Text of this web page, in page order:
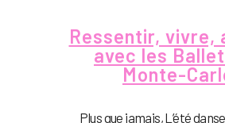
Ressentir, vivre,
avec les
Monte-
Plus que jamais, L’été